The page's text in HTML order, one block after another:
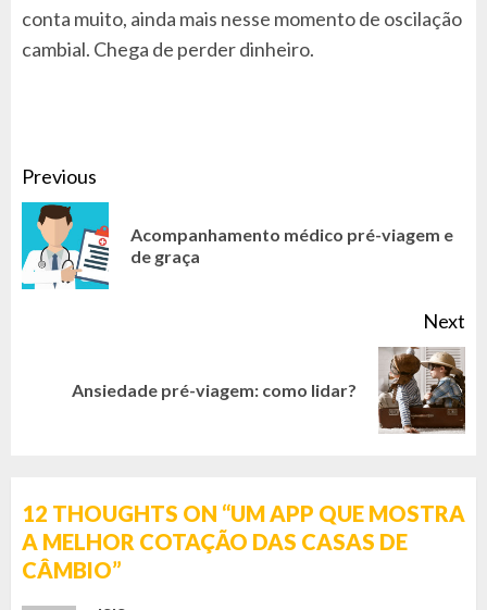
conta muito, ainda mais nesse momento de oscilação
cambial. Chega de perder dinheiro.
CONTINUE
READING
Previous
Acompanhamento médico pré-viagem e
de graça
Next
Ansiedade pré-viagem: como lidar?
12 THOUGHTS ON “UM APP QUE MOSTRA
A MELHOR COTAÇÃO DAS CASAS DE
CÂMBIO”